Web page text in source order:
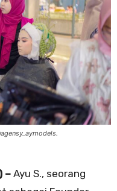
–Ayu S., seorang